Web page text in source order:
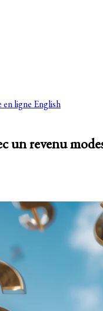
en ligne English
un revenu